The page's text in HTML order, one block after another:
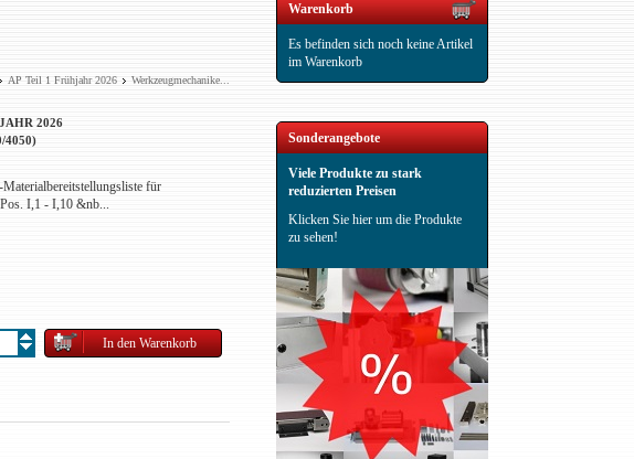
AP Teil 1 Frühjahr 2026 Werkzeugmechanike...
2026
4050)
Materialbereitstellungsliste für
I,1 - I,10 &nb...
Warenkorb
Es befinden sich noch keine Artikel
im Warenkorb
Sonderangebote
Viele Produkte zu stark
reduzierten Preisen
Klicken Sie hier um die Produkte
zu sehen!